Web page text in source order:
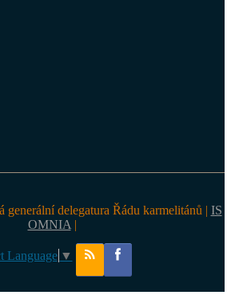
generální delegatura Řádu karmelitánů | IS
OMNIA |
Language ▼